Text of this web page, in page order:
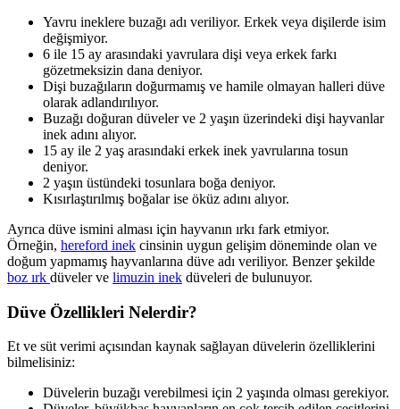
Yavru ineklere buzağı adı veriliyor. Erkek veya dişilerde isim
değişmiyor.
6 ile 15 ay arasındaki yavrulara dişi veya erkek farkı
gözetmeksizin dana deniyor.
Dişi buzağıların doğurmamış ve hamile olmayan halleri düve
olarak adlandırılıyor.
Buzağı doğuran düveler ve 2 yaşın üzerindeki dişi hayvanlar
inek adını alıyor.
15 ay ile 2 yaş arasındaki erkek inek yavrularına tosun
deniyor.
2 yaşın üstündeki tosunlara boğa deniyor.
Kısırlaştırılmış boğalar ise öküz adını alıyor.
Ayrıca düve ismini alması için hayvanın ırkı fark etmiyor.
Örneğin, hereford inek cinsinin uygun gelişim döneminde olan ve
doğum yapmamış hayvanlarına düve adı veriliyor. Benzer şekilde
boz ırk düveler ve limuzin inek düveleri de bulunuyor.
Düve Özellikleri Nelerdir?
Et ve süt verimi açısından kaynak sağlayan düvelerin özelliklerini
bilmelisiniz:
Düvelerin buzağı verebilmesi için 2 yaşında olması gerekiyor.